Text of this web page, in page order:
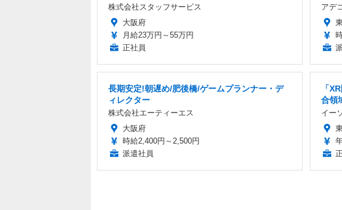
株式会社スタッフサービス
大阪府
月給23万円～55万円
正社員
アデ
長期安定!朝遅め/肥後橋/ゲームプランナー・デ
ィレクター
株式会社エーティーエス
大阪府
時給2,400円～2,500円
派遣社員
「
合領
イー